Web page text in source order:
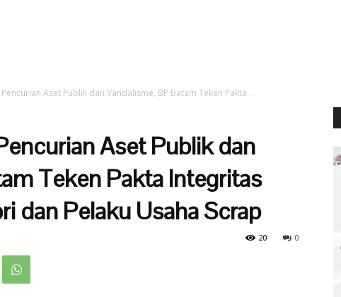
Aset Publik dan Vandalisme, BP Batam Teken Pakta...
Aset Publik dan
Teken Pakta Integritas
dan Pelaku Usaha Scrap
0
20